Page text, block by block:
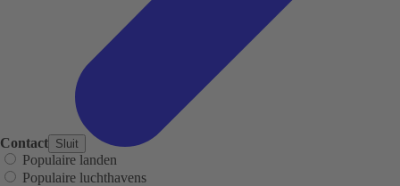
Contact Sluit
Populaire landen
Populaire luchthavens